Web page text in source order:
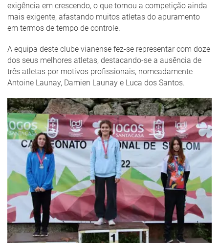
exigência em crescendo, o que tornou a competição ainda
mais exigente, afastando muitos atletas do apuramento
em termos de tempo de controle.
A equipa deste clube vianense fez-se representar com doze
dos seus melhores atletas, destacando-se a ausência de
três atletas por motivos profissionais, nomeadamente
Antoine Launay, Damien Launay e Luca dos Santos.